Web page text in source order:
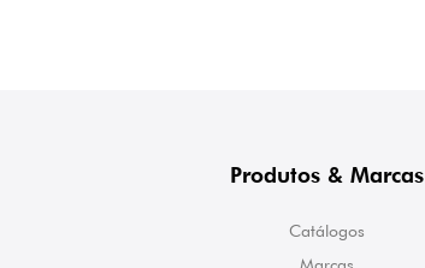
Produtos & Marcas
Catálogos
Marcas